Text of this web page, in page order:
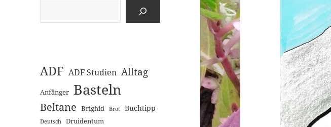
ADF ADF Studien Alltag
Anfänger Basteln
Beltane Brighid Brot Buchtipp
Deutsch Druidentum